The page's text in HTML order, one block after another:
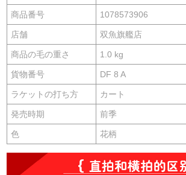
商品番号 1078573906
店舗 双魚旗艦店
商品の毛の重さ 1.0 kg
貨物番号 DF 8 A
ラケットの打ち方 カート
発売時期 前季
色 花柄